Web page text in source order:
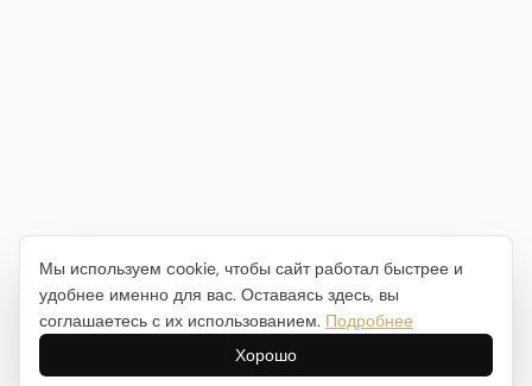
Мы используем cookie, чтобы сайт работал быстрее и
удобнее именно для вас. Оставаясь здесь, вы
соглашаетесь с их использованием. Подробнее
Хорошо